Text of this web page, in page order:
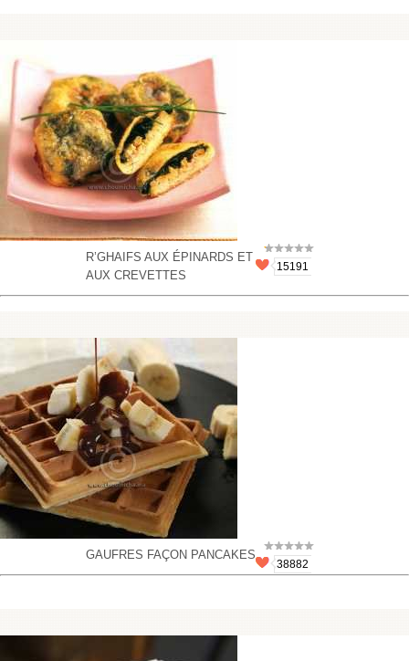
R’GHAIFS AUX ÉPINARDS ET
AUX CREVETTES
15191
GAUFRES FAÇON PANCAKES
38882